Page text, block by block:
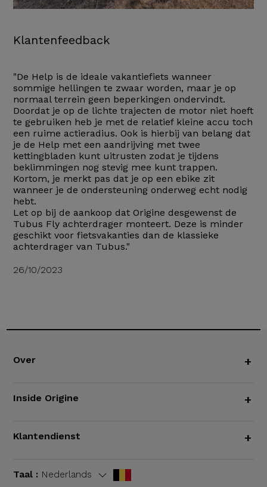
Klantenfeedback
"De Help is de ideale vakantiefiets wanneer
sommige hellingen te zwaar worden, maar je op
normaal terrein geen beperkingen ondervindt.
Doordat je op de lichte trajecten de motor niet hoeft
te gebruiken heb je met de relatief kleine accu toch
een ruime actieradius. Ook is hierbij van belang dat
je de Help met een aandrijving met twee
kettingbladen kunt uitrusten zodat je tijdens
beklimmingen nog stevig mee kunt trappen.
Kortom, je merkt pas dat je op een ebike zit
wanneer je de ondersteuning onderweg echt nodig
hebt.
Let op bij de aankoop dat Origine desgewenst de
Tubus Fly achterdrager monteert. Deze is minder
geschikt voor fietsvakanties dan de klassieke
achterdrager van Tubus."
26/10/2023
Over +
Inside Origine +
Klantendienst +
Taal : Nederlands